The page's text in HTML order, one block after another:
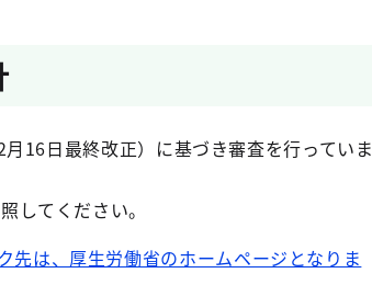
16日最終改正）に基づき審査を行っていま
してください。
先は、厚生労働省のホームページとなりま